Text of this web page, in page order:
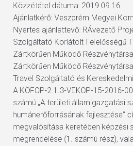
Közzététel dátuma: 2019.09.16.
Ajánlatkérő: Veszprém Megyei
Nyertes ajánlattevő: RÁvezető
Szolgáltató Korlátolt Felelősségű
Zártkörűen Működő
Zártkörűen Működő
Travel Szolgáltató és
A KÖFOP-2.1.3-VEKOP-15-2016-
számú „A területi államigazgatási
humánerőforrásának fejlesztése”
megvalósítása keretében képzési
megrendelése (1. számú rész),